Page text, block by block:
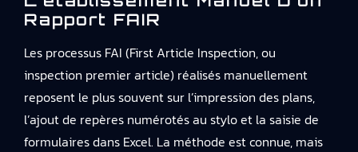
Rapport FAIR
Les processus FAI (First Article Inspection, ou
inspection premier article) réalisés manuellement
reposent le plus souvent sur l’impression des plans,
l’ajout de repères numérotés au stylo et la saisie de
formulaires dans Excel. La méthode est connue, mais